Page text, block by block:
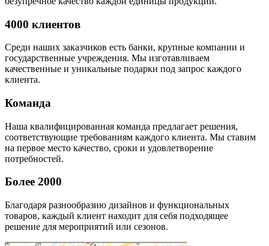
4000 клиентов
Среди наших заказчиков есть банки, крупные компании и
государственные учреждения. Мы изготавливаем
качественные и уникальные подарки под запрос каждого
клиента.
Команда
Наша квалифицированная команда предлагает решения,
соответствующие требованиям каждого клиента. Мы ставим
на первое место качество, сроки и удовлетворение
потребностей.
Более 2000
Благодаря разнообразию дизайнов и функциональных
товаров, каждый клиент находит для себя подходящее
решение для мероприятий или сезонов.